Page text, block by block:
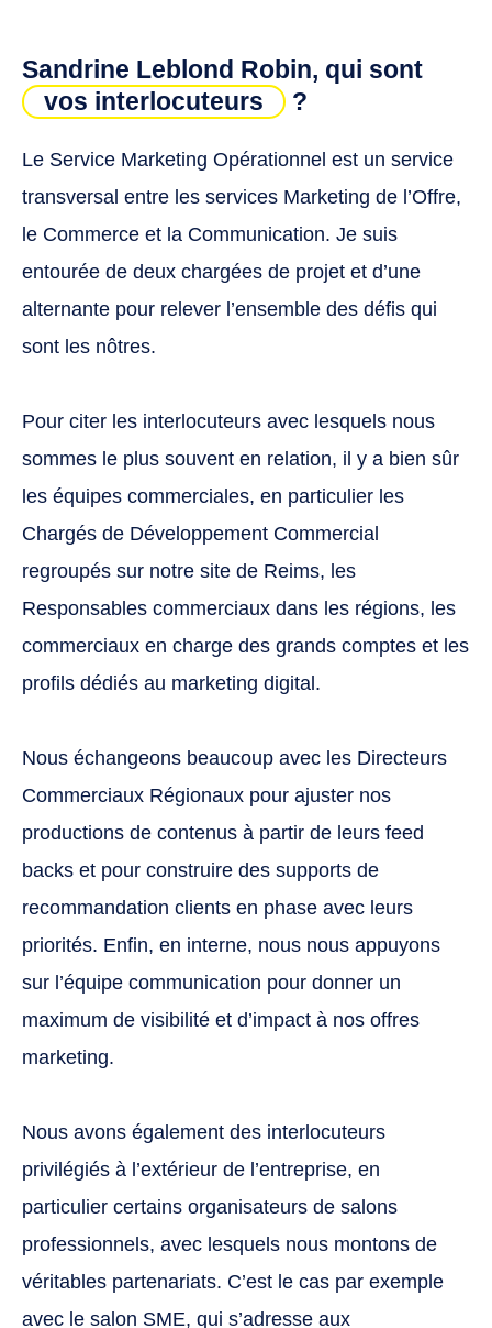
Apporter des éléments de langage, enrichir
la rédaction des réponses aux appels d’offres
et globalement assurer la cohérence et la
qualité des éléments présentés aux clients.
Accompagner les équipes commerciales
marketing créés pour leur usage.
Développer des contenus premium et des
partenariats pour aller capter des
Structurer un plan d’animation commerciale
semestriel à travers lequel les clients
puissent bénéficier de dispositifs de
communication prêt à utiliser tout au long
de l’année.
nous nous obligeons à aller au-delà des
rendez-vous classiques, comme la rentrée
savoir par exemple qu’il n’est pas une
journée dans l’année qui ne soit consacrée
par les Nations Unies à une cause supposée
rassembler un large public, ces moments
que nous connaissons tous et qui
commencent par ‘’journée de…’’
choisissons dans le calendrier en raison de
l’intérêt qu’elle présente pour tout ou partie
de nos clients, nous rédigeons une
recommandation et/ou un livre blanc. Ces
Des suggestions d’exploitation commerciale,
étayées de chiffres et d’arguments. Des
packages de communication, qui apportent
clé en main une visibilité à l’occasion de
l’événement en question.
Sandrine Leblond Robin, qui sont
vos interlocuteurs
?
Le Service Marketing Opérationnel est un service
transversal entre les services Marketing de l’Offre,
le Commerce et la Communication. Je suis
entourée de deux chargées de projet et d’une
alternante pour relever l’ensemble des défis qui
sont les nôtres.
Pour citer les interlocuteurs avec lesquels nous
sommes le plus souvent en relation, il y a bien sûr
les équipes commerciales, en particulier les
Chargés de Développement Commercial
regroupés sur notre site de Reims, les
Responsables commerciaux dans les régions, les
commerciaux en charge des grands comptes et les
profils dédiés au marketing digital.
Nous échangeons beaucoup avec les Directeurs
Commerciaux Régionaux pour ajuster nos
productions de contenus à partir de leurs feed
backs et pour construire des supports de
recommandation clients en phase avec leurs
priorités. Enfin, en interne, nous nous appuyons
sur l’équipe communication pour donner un
maximum de visibilité et d’impact à nos offres
marketing.
Nous avons également des interlocuteurs
privilégiés à l’extérieur de l’entreprise, en
particulier certains organisateurs de salons
professionnels, avec lesquels nous montons de
véritables partenariats. C’est le cas par exemple
avec le salon SME, qui s’adresse aux